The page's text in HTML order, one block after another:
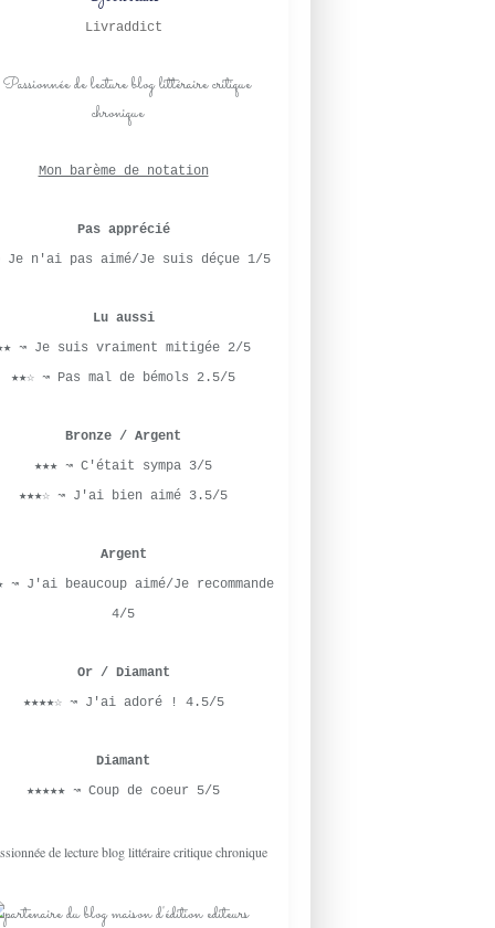
NATHAN
LYCÉE
AMITIÉ
A. T. QURESHI
THE BABY DRAGON
COSY ROMANCE
FANTASY
DRAGONS
2026
ENQUÊTE
Livraddict
Mon barème de notation
Pas apprécié
Je n'ai pas aimé/Je suis déçue 1/5
Lu aussi
↝ Je suis vraiment mitigée 2/5
★★☆ ↝ Pas mal de bémols 2.5/5
Bronze / Argent
★★★ ↝ C'était sympa 3/5
★★★☆ ↝ J'ai bien aimé 3.5/5
Argent
↝ J'ai beaucoup aimé/Je recommande
4/5
Or / Diamant
★★★★☆ ↝ J'ai adoré ! 4.5/5
Diamant
★★★★★ ↝ Coup de coeur 5/5